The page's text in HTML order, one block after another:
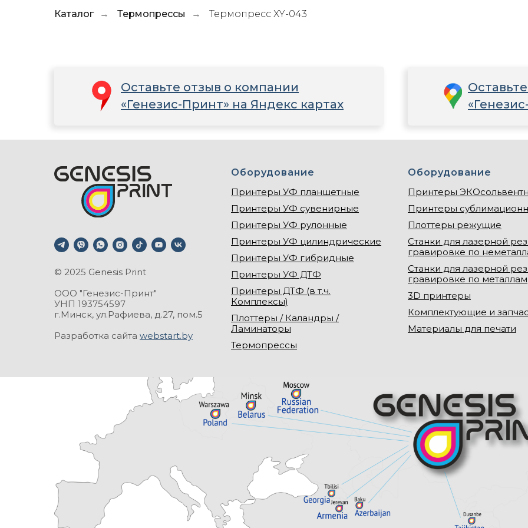
Каталог → Термопрессы → Термопресс XY-043
Оставьте отзыв о компании
«Генезис-Принт» на Яндекс картах
© 2025 Genesis Print
ООО "Генезис-Принт"
УНП 193754597
г.Минск, ул.Рафиева, д.27, пом.5
Разработка сайта webstart.by
Оборудование
Принтеры УФ планшетные
Принтеры УФ сувенирные
Принтеры УФ рулонные
Принтеры УФ цилиндрические
Принтеры УФ гибридные
Принтеры УФ ДТФ
Принтеры ДТФ (в т.ч.
Комплексы)
Плоттеры / Каландры /
Ламинаторы
Термопрессы
Оборудование
Принтеры
Принтеры
Плоттеры режущие
Станки для лазерной
гравировке по
Станки для лазерной
гравировке по металлам
3D принтеры
Комплектующие и
Материалы для печати